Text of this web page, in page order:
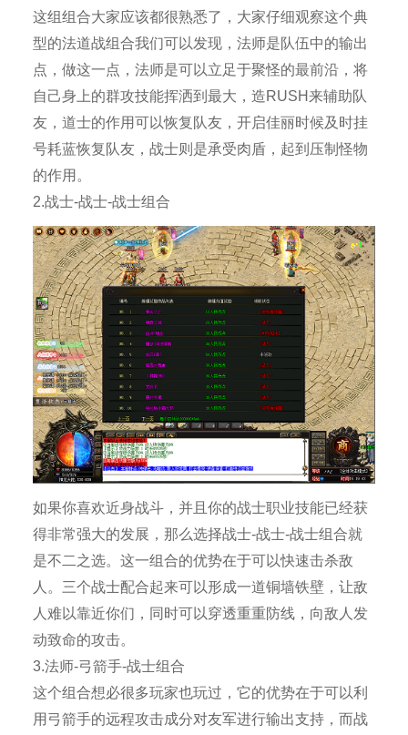
这组组合大家应该都很熟悉了，大家仔细观察这个典
型的法道战组合我们可以发现，法师是队伍中的输出
点，做这一点，法师是可以立足于聚怪的最前沿，将
自己身上的群攻技能挥洒到最大，造RUSH来辅助队
友，道士的作用可以恢复队友，开启佳丽时候及时挂
号耗蓝恢复队友，战士则是承受肉盾，起到压制怪物
的作用。
2.战士-战士-战士组合
如果你喜欢近身战斗，并且你的战士职业技能已经获
得非常强大的发展，那么选择战士-战士-战士组合就
是不二之选。这一组合的优势在于可以快速击杀敌
人。三个战士配合起来可以形成一道铜墙铁壁，让敌
人难以靠近你们，同时可以穿透重重防线，向敌人发
动致命的攻击。
3.法师-弓箭手-战士组合
这个组合想必很多玩家也玩过，它的优势在于可以利
用弓箭手的远程攻击成分对友军进行输出支持，而战